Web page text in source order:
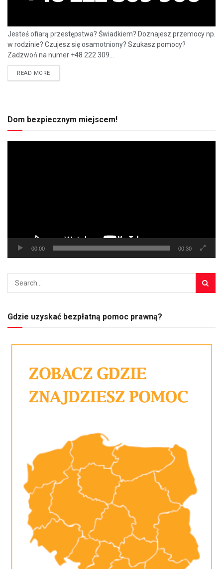
Jesteś ofiarą przestępstwa? Świadkiem? Doznajesz przemocy np.
w rodzinie? Czujesz się osamotniony? Szukasz pomocy?
Zadzwoń na numer +48 222 309...
READ MORE
Dom bezpiecznym miejscem!
00:00 00:30
Gdzie uzyskać bezpłatną pomoc prawną?